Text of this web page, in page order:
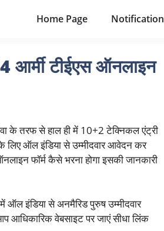
Home Page Notification
टीईएस ऑनलाइन
के तरफ से हाल ही में 10+2 टेक्निकल एंट्री
लिए ऑल इंडिया से उम्मीदवार आवेदन कर
फॉर्म कैसे भरना होगा इसकी जानकारी
ऑल इंडिया से अनमैरिड पुरुष उम्मीदवार
वेबसाइट पर जाएं सीधा लिंक